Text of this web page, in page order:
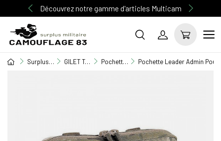
Découvrez notre gamme d'articles Multicam
Surplus Militaire GILET TACTIQUE / EQUIPEMENT Pochettes M.O.L.L.E Pochette Leader Admin